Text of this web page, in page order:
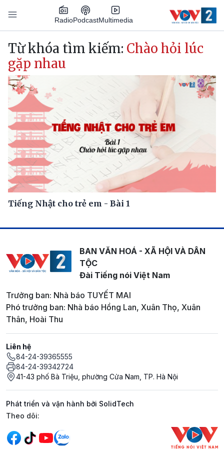
Nhảy đến nội dung
RadioPodcastMultimedia
Main navigation
Từ khóa tìm kiếm: Chào hỏi lúc
gặp nhau
Tiếng Nhật cho trẻ em - Bài 1
BAN VĂN HOÁ - XÃ HỘI VÀ DÂN
TỘC
Đài Tiếng nói Việt Nam
Trưởng ban: Nhà báo TUYẾT MAI
Phó trưởng ban: Nhà báo Hồng Lan, Xuân Thọ, Xuân
Thân, Hoài Thu
Liên hệ
84-24-39365555
84-24-39342724
41-43 phố Bà Triệu, phường Cửa Nam, TP. Hà Nội
Phát triển và vận hành bởi SolidTech
Mạng xã hội
Theo dõi: